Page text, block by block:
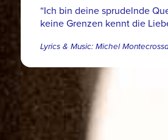
“Ich bin deine sprudelnde
keine Grenzen kennt die
Lyrics & Music: Michel